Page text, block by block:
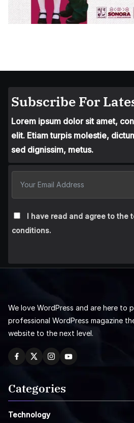
Subscribe For
Lorem ipsum dolor sit amet,
elit. Etiam turpis molestie,
sed dignissim, metus.
I have read and agree to the
conditions.
We love WordPress and are here to
professional WordPress magazine
website to the next level.
Categories
Technology